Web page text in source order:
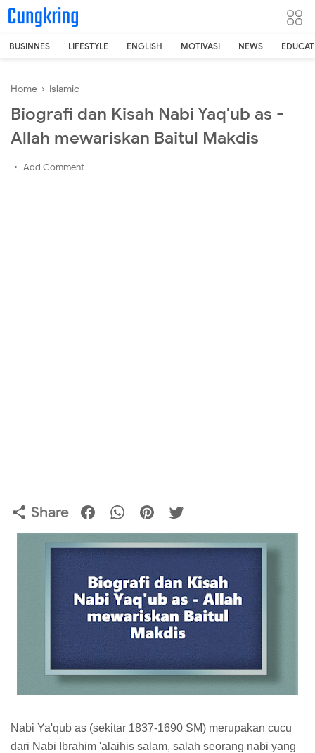
-->
BUSINNES LIFESTYLE ENGLISH MOTIVASI NEWS
Home › Islamic
Biografi dan Kisah Nabi Yaq'ub as -
Allah mewariskan Baitul Makdis
Add Comment
Share
Nabi Ya'qub as (sekitar 1837-1690 SM) merupakan cucu
dari Nabi Ibrahim 'alaihis salam, salah seorang nabi yang